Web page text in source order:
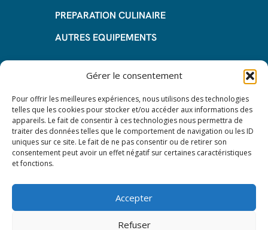
Gérer le consentement
Pour offrir les meilleures expériences, nous utilisons des technologies
telles que les cookies pour stocker et/ou accéder aux informations des
appareils. Le fait de consentir à ces technologies nous permettra de
traiter des données telles que le comportement de navigation ou les ID
uniques sur ce site. Le fait de ne pas consentir ou de retirer son
consentement peut avoir un effet négatif sur certaines caractéristiques
et fonctions.
Accepter
Refuser
PREPARATION CULINAIRE
AUTRES EQUIPEMENTS
Informations
Questions fréquentes
Les avantages de la LOA
Les étapes du leasing de matériel
de restauration
Mentions Légales
Protection des données – RGPD